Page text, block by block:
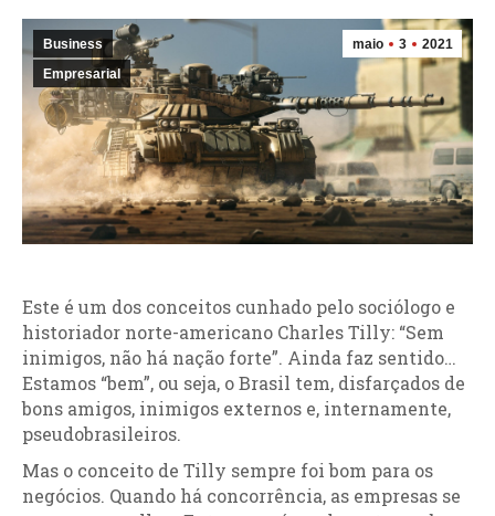
maio 3 2021
Business
Empresarial
Este é um dos conceitos cunhado pelo sociólogo e
historiador norte-americano Charles Tilly: “Sem
inimigos, não há nação forte”. Ainda faz sentido…
Estamos “bem”, ou seja, o Brasil tem, disfarçados de
bons amigos, inimigos externos e, internamente,
pseudobrasileiros.
Mas o conceito de Tilly sempre foi bom para os
negócios. Quando há concorrência, as empresas se